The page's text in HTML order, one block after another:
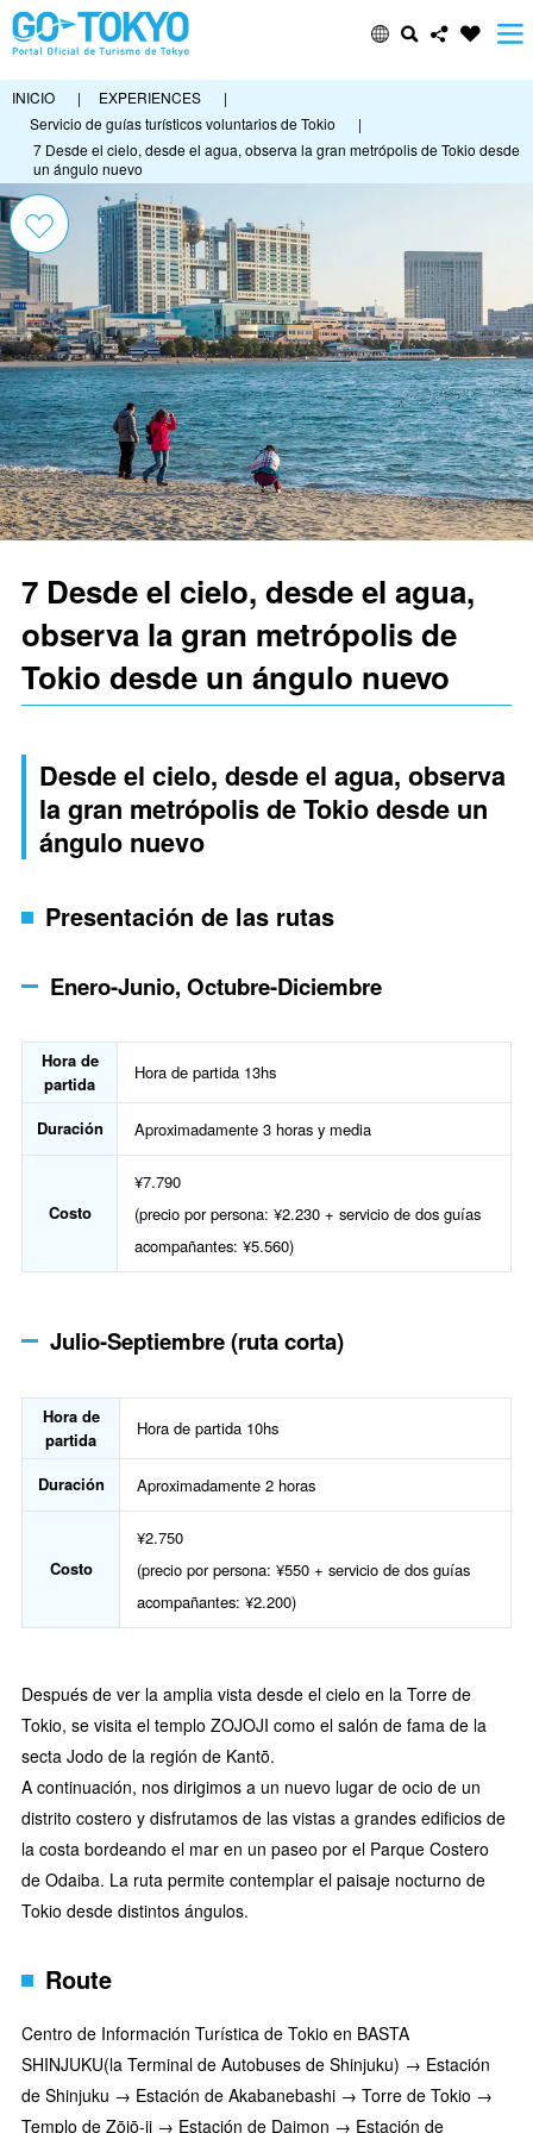
INICIO | EXPERIENCES
|
Servicio de guías turísticos voluntarios de Tokio
|
7 Desde el cielo, desde el agua, observa la gran metrópolis de Tokio desde
un ángulo nuevo
7 Desde el cielo, desde el agua,
observa la gran metrópolis de
Tokio desde un ángulo nuevo
Desde el cielo, desde el agua, observa
la gran metrópolis de Tokio desde un
ángulo nuevo
Presentación de las rutas
Enero-Junio, Octubre-Diciembre
Hora de
partida
Hora de partida 13hs
Duración Aproximadamente 3 horas y media
Costo
¥7.790
(precio por persona: ¥2.230 + servicio de dos guías
acompañantes: ¥5.560)
Julio-Septiembre (ruta corta)
Hora de
partida
Hora de partida 10hs
Duración Aproximadamente 2 horas
Costo
¥2.750
(precio por persona: ¥550 + servicio de dos guías
acompañantes: ¥2.200)
Después de ver la amplia vista desde el cielo en la Torre de
Tokio, se visita el templo ZOJOJI como el salón de fama de la
secta Jodo de la región de Kantō.
A continuación, nos dirigimos a un nuevo lugar de ocio de un
distrito costero y disfrutamos de las vistas a grandes edificios de
la costa bordeando el mar en un paseo por el Parque Costero
de Odaiba. La ruta permite contemplar el paisaje nocturno de
Tokio desde distintos ángulos.
Route
Centro de Información Turística de Tokio en BASTA
SHINJUKU(la Terminal de Autobuses de Shinjuku) → Estación
de Shinjuku → Estación de Akabanebashi → Torre de Tokio →
Templo de Zōjō-ji → Estación de Daimon → Estación de